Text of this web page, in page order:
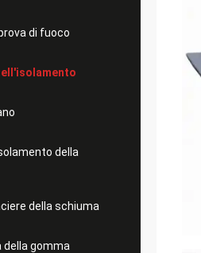
di fuoco
della
della schiuma
della gomma